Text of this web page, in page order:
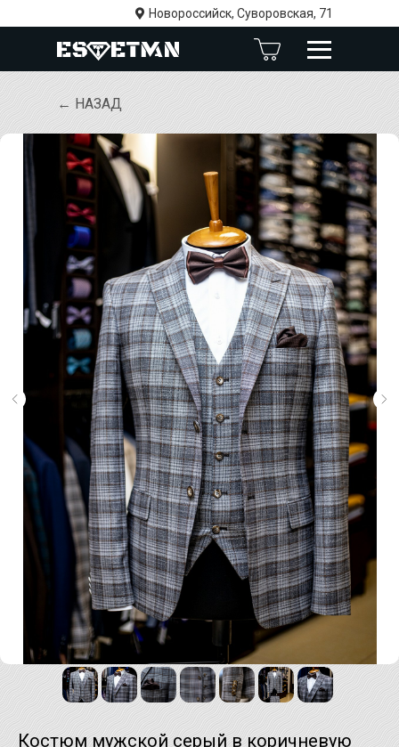
Новороссийск, Суворовская, 71
← НАЗАД
Костюм мужской серый в коричневую